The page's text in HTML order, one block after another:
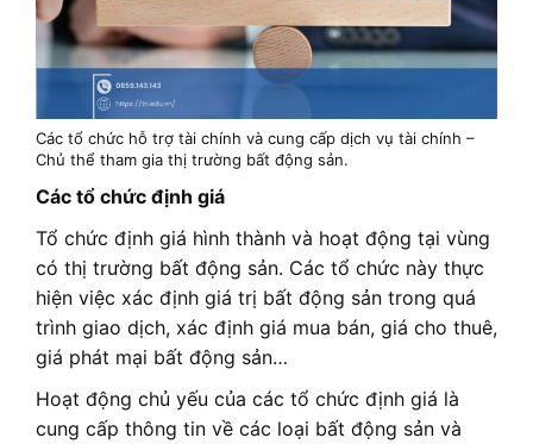
Các tổ chức hỗ trợ tài chính và cung cấp dịch vụ tài chính –
Chủ thể tham gia thị trường bất động sản.
Các tổ chức định giá
Tổ chức định giá hình thành và hoạt động tại vùng
có thị trường bất động sản. Các tổ chức này thực
hiện việc xác định giá trị bất động sản trong quá
trình giao dịch, xác định giá mua bán, giá cho thuê,
giá phát mại bất động sản…
Hoạt động chủ yếu của các tổ chức định giá là
cung cấp thông tin về các loại bất động sản và